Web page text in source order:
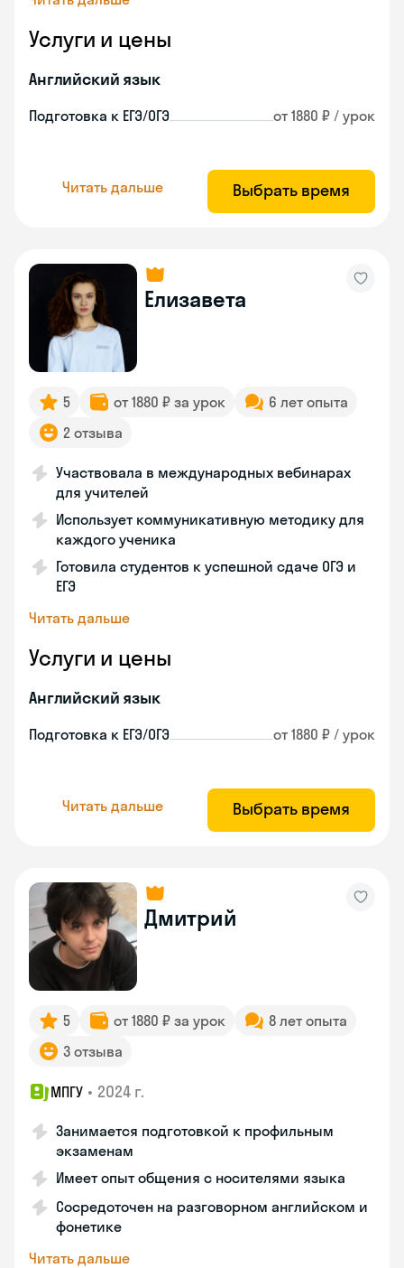
Услуги и цены
Английский язык
Подготовка к ЕГЭ/ОГЭ от 1880 ₽ / урок
Читать дальше Выбрать время
Елизавета
5 от 1880 ₽ за урок
6 лет опыта
2 отзыва
Участвовала в международных вебинарах
для учителей
Использует коммуникативную методику для
каждого ученика
Готовила студентов к успешной сдаче ОГЭ и
ЕГЭ
Читать дальше
Услуги и цены
Английский язык
Подготовка к ЕГЭ/ОГЭ от 1880 ₽ / урок
Читать дальше Выбрать время
Дмитрий
5 от 1880 ₽ за урок
8 лет опыта
3 отзыва
МПГУ • 2024 г.
Занимается подготовкой к профильным
экзаменам
Имеет опыт общения с носителями языка
Сосредоточен на разговорном английском и
фонетике
Читать дальше